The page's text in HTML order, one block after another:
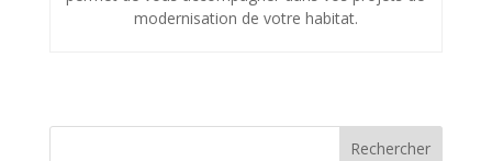
modernisation de votre habitat.
Rechercher